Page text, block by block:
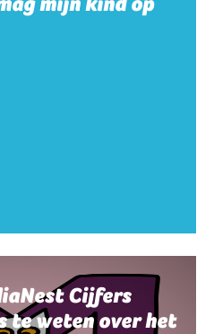
Cijfers
te weten over het